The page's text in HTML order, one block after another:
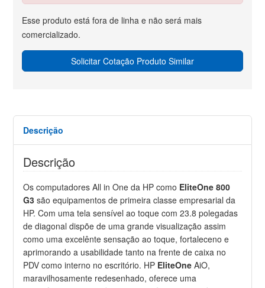
Esse produto está fora de linha e não será mais
comercializado.
Solicitar Cotação Produto Similar
Descrição
Descrição
Os computadores All in One da HP como EliteOne 800
G3 são equipamentos de primeira classe empresarial da
HP. Com uma tela sensível ao toque com 23.8 polegadas
de diagonal dispõe de uma grande visualização assim
como uma excelênte sensação ao toque, fortaleceno e
aprimorando a usabilidade tanto na frente de caixa no
PDV como interno no escritório. HP EliteOneAiO,
maravilhosamente redesenhado, oferece uma